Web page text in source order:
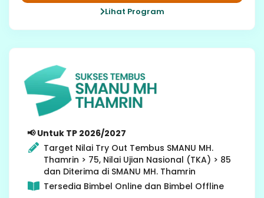
Lihat Program
📢 Untuk TP 2026/2027
Target Nilai Try Out Tembus SMANU MH.
Thamrin > 75, Nilai Ujian Nasional (TKA) > 85
dan Diterima di SMANU MH. Thamrin
Tersedia Bimbel Online dan Bimbel Offline